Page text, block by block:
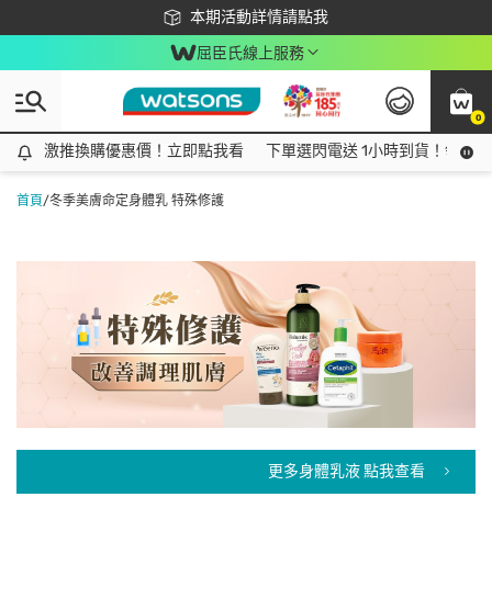
本期活動詳情請點我
下載app最高回饋$350
屈臣氏線上服務
0
激推換購優惠價！立即點我看
激推換購優惠價！立即點我看 下單選閃電送 1小時到貨！領神
首頁/冬季美膚命定身體乳 特殊修護
更多身體乳液 點我查看